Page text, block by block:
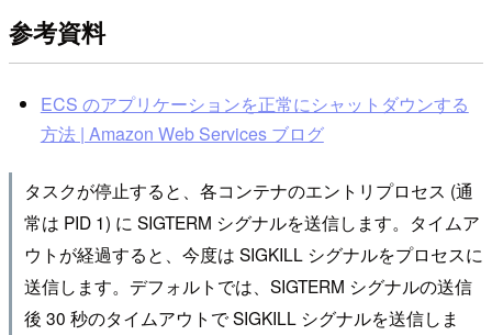
参考資料
ECS のアプリケーションを正常にシャットダウンする
方法 | Amazon Web Services ブログ
タスクが停止すると、各コンテナのエントリプロセス (通
常は PID 1) に SIGTERM シグナルを送信します。タイムア
ウトが経過すると、今度は SIGKILL シグナルをプロセスに
送信します。デフォルトでは、SIGTERM シグナルの送信
後 30 秒のタイムアウトで SIGKILL シグナルを送信しま